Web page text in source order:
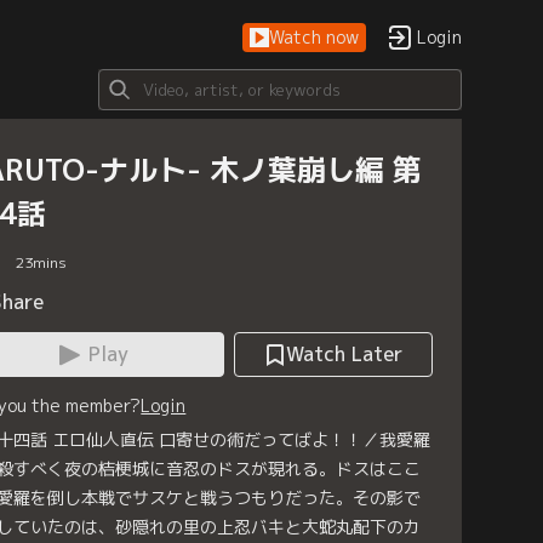
Watch now Login
ナルト- 木ノ葉崩し編 第
話
23mins
Play
Watch Later
the member?Login
四話 エロ仙人直伝 口寄せの術だってばよ！！／我愛羅
すべく夜の桔梗城に音忍のドスが現れる。ドスはここ
羅を倒し本戦でサスケと戦うつもりだった。その影で
ていたのは、砂隠れの里の上忍バキと大蛇丸配下のカ